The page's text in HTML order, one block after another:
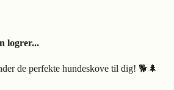
logrer...
de perfekte hundeskove til dig! 🐕🌲